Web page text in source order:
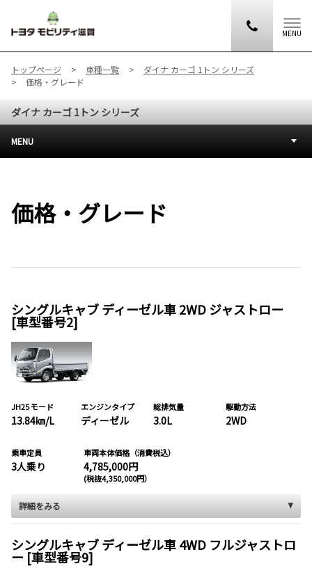
MENU
トップページ 車種一覧
ダイナ カーゴ 1トン シリーズ
価格・グレード
ダイナ カーゴ 1トン シリーズ
MENU
価格・グレード
シングルキャブ ディーゼル車 2WD ジャストロー
[車型番号2]
JH25 モード
13.84㎞/L
エンジンタイプ
ディーゼル
総排気量
3.0L
駆動方法
2WD
乗車定員
3人乗り
車両本体価格（消費税込）
4,785,000円
(税抜4,350,000円）
詳細をみる
シングルキャブ ディーゼル車 4WD フルジャストロ
ー [車型番号9]